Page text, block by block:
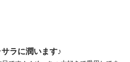
ラに潤います♪